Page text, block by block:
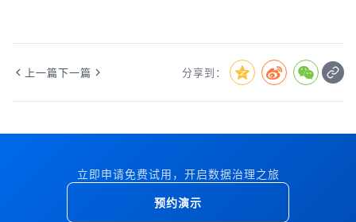
上一篇下一篇 分享到：
立即申请免费试用，开启数据治理之旅
预约演示